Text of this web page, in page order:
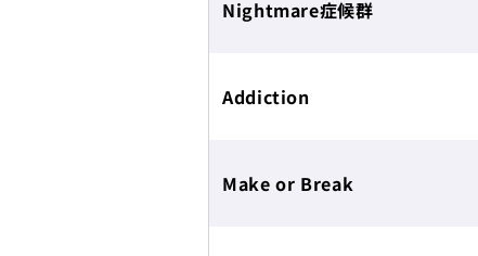
Nightmare症候群
Addiction
Make or Break